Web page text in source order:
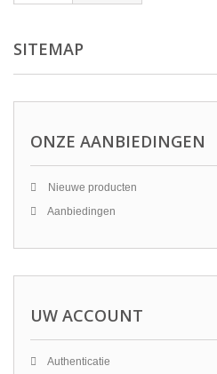
SITEMAP
ONZE AANBIEDINGEN
Nieuwe producten
Aanbiedingen
UW ACCOUNT
Authenticatie